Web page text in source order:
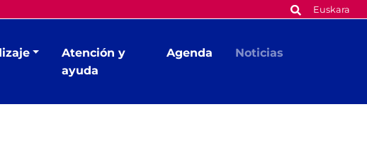
Euskara
Atención y
ayuda
Agenda Noticias